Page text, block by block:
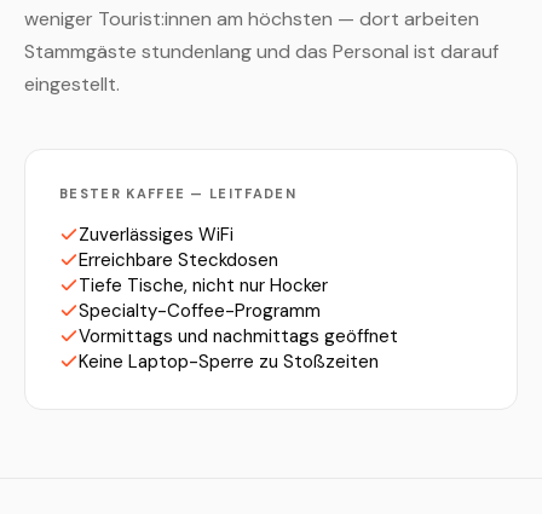
weniger Tourist:innen am höchsten — dort arbeiten
Stammgäste stundenlang und das Personal ist darauf
eingestellt.
BESTER KAFFEE — LEITFADEN
Zuverlässiges WiFi
Erreichbare Steckdosen
Tiefe Tische, nicht nur Hocker
Specialty-Coffee-Programm
Vormittags und nachmittags geöffnet
Keine Laptop-Sperre zu Stoßzeiten